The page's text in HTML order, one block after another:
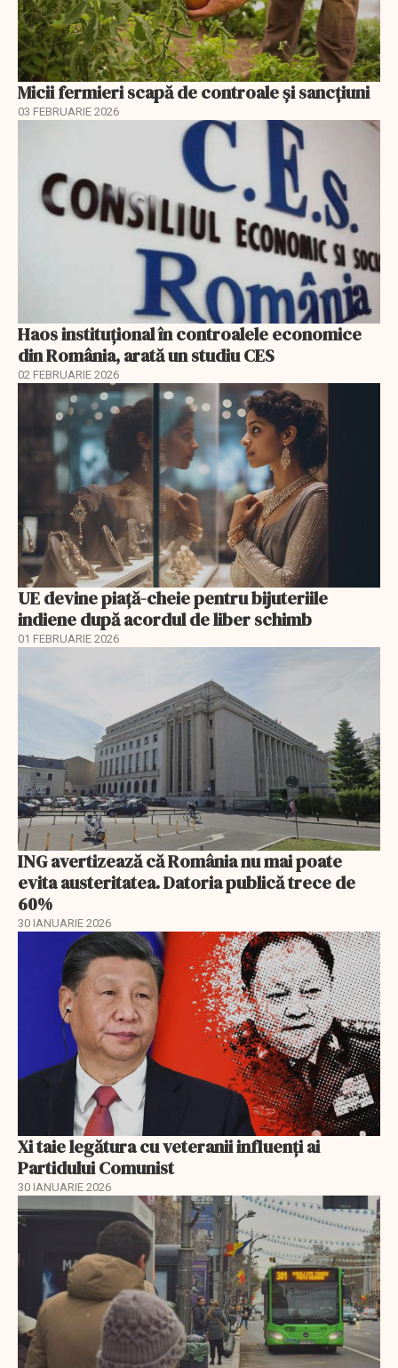
Micii fermieri scapă de controale și sancțiuni
03 FEBRUARIE 2026
Haos instituțional în controalele economice
din România, arată un studiu CES
02 FEBRUARIE 2026
UE devine piață-cheie pentru bijuteriile
indiene după acordul de liber schimb
01 FEBRUARIE 2026
ING avertizează că România nu mai poate
evita austeritatea. Datoria publică trece de
60%
30 IANUARIE 2026
Xi taie legătura cu veteranii influenți ai
Partidului Comunist
30 IANUARIE 2026